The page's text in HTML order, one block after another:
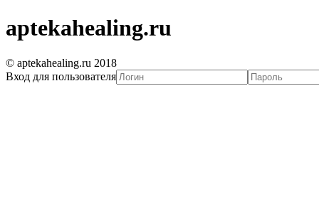
aptekahealing.ru
© aptekahealing.ru 2018
Вход для пользователя